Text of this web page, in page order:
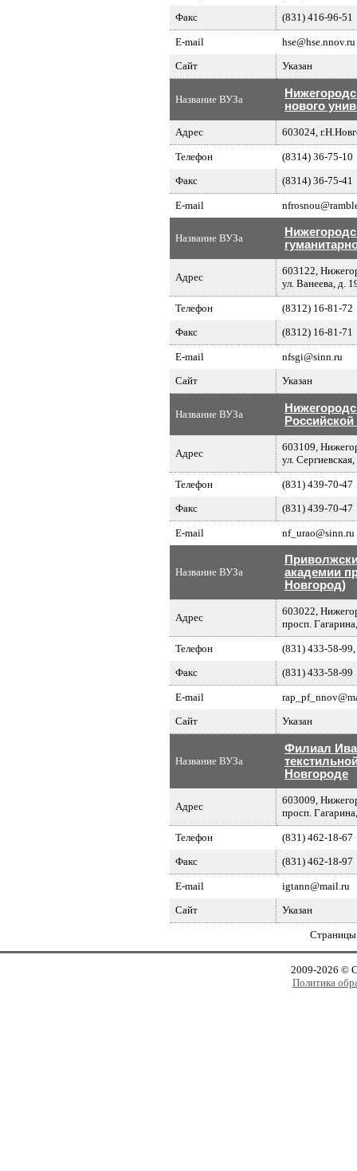
Факс
(831) 416-96-51
E-mail
hse@hse.nnov.ru
Сайт
Указан
Название ВУЗа
нового
Адрес 603024,
Телефон
(8314) 36-75-10
Факс
(8314) 36-75-41
E-mail
Название ВУЗа
Адрес
603122,
ул. Ванеева, д.
Телефон
(8312) 16-81-72
Факс
(8312) 16-81-71
E-mail
nfsgi@sinn.ru
Сайт
Указан
Название ВУЗа
Адрес
603109,
ул.
Телефон
(831) 439-70-47
Факс
(831) 439-70-47
E-mail nf_urao@sinn.ru
Название ВУЗа
академии
Новгород)
Адрес
603022,
просп.
Телефон
(831) 433-58-
Факс
(831) 433-58-99
E-mail
Сайт
Указан
Название ВУЗа
Филиал
Новгороде
Адрес
603009,
просп.
Телефон
(831) 462-18-67
Факс
(831) 462-18-97
E-mail
igtann@mail.ru
Сайт
Указан
2009-2026 ©
Политика